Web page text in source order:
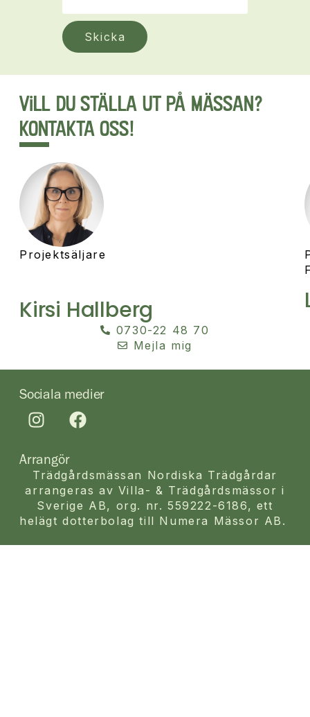
Skicka
Vill du ställa ut på mässan?
Kontakta oss!
Projektsäljare
Kirsi Hallberg
0730-22 48 70
Mejla mig
Sociala medier
Arrangör
Trädgårdsmässan Nordiska Trädgårdar
arrangeras av Villa- & Trädgårdsmässor i
Sverige AB, org. nr. 559222-6186, ett
helägt dotterbolag till Numera Mässor AB.